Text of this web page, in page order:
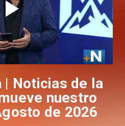
| Noticias de la
mueve nuestro
de 2026